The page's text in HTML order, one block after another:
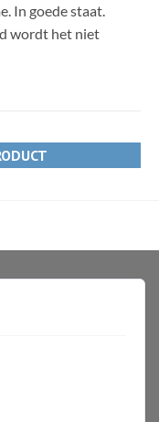
In goede staat.
wordt het niet